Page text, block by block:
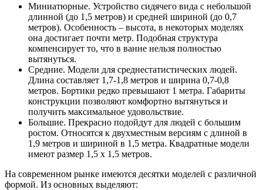
Миниатюрные. Устройство сидячего вида с небольшой
длинной (до 1,5 метров) и средней шириной (до 0,7
метров). Особенность – высота, в некоторых моделях
она достигает почти метр. Подобная структура
компенсирует то, что в ванне нельзя полностью
вытянуться.
Средние. Модели для среднестатистических людей.
Длина составляет 1,7-1,8 метров и ширина 0,7-0,8
метров. Бортики редко превышают 1 метра. Габариты
конструкции позволяют комфортно вытянуться и
получить максимальное удовольствие.
Большие. Прекрасно подойдут для людей с большим
ростом. Относятся к двухместным версиям с длиной в
1,9 метров и шириной в 1,5 метра. Квадратные модели
имеют размер 1,5 х 1,5 метров.
На современном рынке имеются десятки моделей с различной
формой. Из основных выделяют: